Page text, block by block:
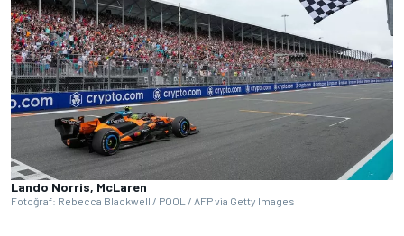
Lando Norris, McLaren
Fotoğraf: Rebecca Blackwell / POOL / AFP via Getty Images